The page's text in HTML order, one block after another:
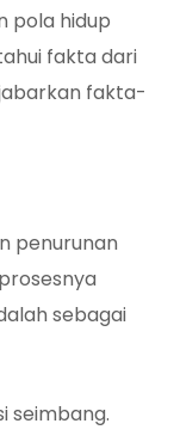
pola hidup
fakta dari
fakta-
penurunan
sebagai
seimbang.